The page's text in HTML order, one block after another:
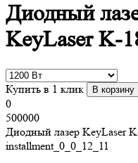
Диодный
KeyLaser K-
Купить в 1 клик В корзину
0
500000
Диодный лазер KeyLaser
installment_0_0_12_11